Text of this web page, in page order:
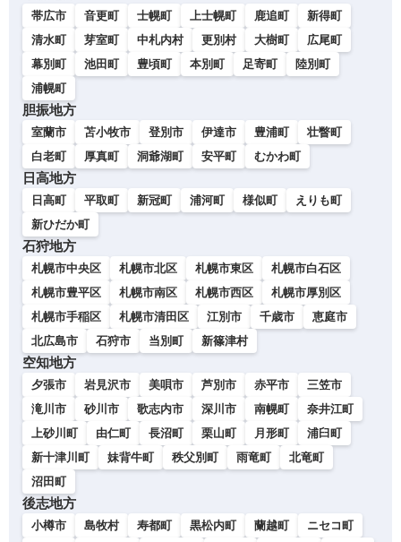
帯広市 音更町 士幌町 上士幌町 鹿追町
新得町
清水町
芽室町 中札内村 更別村 大樹町
広尾町
幕別町
池田町 豊頃町 本別町 足寄町
陸別町
浦幌町
胆振地方
室蘭市 苫小牧市 登別市 伊達市 豊浦町
壮瞥町
白老町
厚真町 洞爺湖町 安平町 むかわ町
日高地方
日高町 平取町 新冠町 浦河町 様似町
えりも町
新ひだか町
石狩地方
札幌市中央区 札幌市北区 札幌市東区
札幌市白石区
札幌市豊平区
札幌市南区 札幌市西区
札幌市厚別区
札幌市手稲区
札幌市清田区 江別市 千歳市
恵庭市
北広島市
石狩市 当別町 新篠津村
空知地方
夕張市 岩見沢市 美唄市 芦別市 赤平市
三笠市
滝川市
砂川市 歌志内市 深川市 南幌町
奈井江町
上砂川町
由仁町 長沼町 栗山町 月形町
浦臼町
新十津川町
妹背牛町 秩父別町 雨竜町
北竜町
沼田町
後志地方
小樽市 島牧村 寿都町 黒松内町 蘭越町
ニセコ町